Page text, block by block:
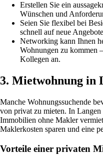
Erstellen Sie ein
Wünschen und
Seien Sie flexibel bei
schnell auf neue
Networking kann Ihnen
Wohnungen zu kommen
Kollegen an.
3. Mietwohnung in
Manche Wohnungssuchende
von privat zu mieten. In
Immobilien ohne Makler
Maklerkosten sparen und eine
Vorteile einer privaten